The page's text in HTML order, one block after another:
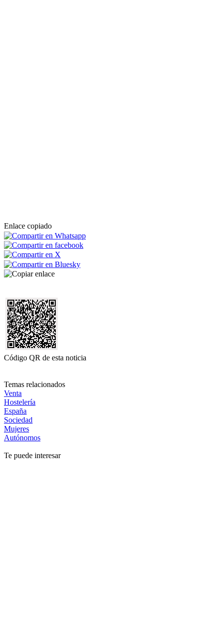
Enlace copiado
Código QR de esta noticia
Temas relacionados
Venta
Hostelería
España
Sociedad
Mujeres
Autónomos
Te puede interesar